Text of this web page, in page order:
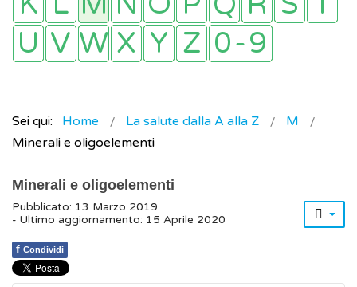
Sei qui: Home La salute dalla A alla Z
M
Minerali e oligoelementi
Minerali e oligoelementi
Pubblicato: 13 Marzo 2019
- Ultimo aggiornamento: 15 Aprile 2020
f Condividi